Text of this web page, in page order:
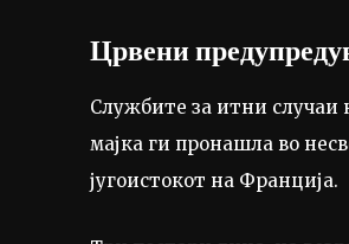
Црвени
Службите за итни случаи
мајка ги пронашла во
југоистокот на Франција.